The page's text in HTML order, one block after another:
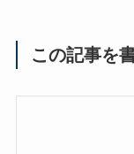
この記事を